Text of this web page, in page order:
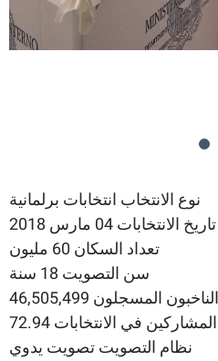
نوع الانتخاب انتخابات برلمانية
تاريخ الانتخابات 04 مارس 2018
تعداد السكان 60 مليون
سن التصويت 18 سنة
الناخبون المسجلون 46,505,499
نظام التصويت تصويت يدوي